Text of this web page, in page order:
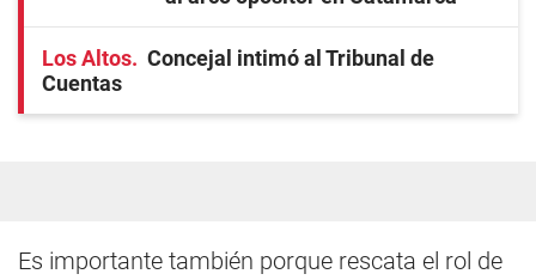
Los Altos
Concejal intimó al Tribunal de
Cuentas
Es importante también porque rescata el rol de